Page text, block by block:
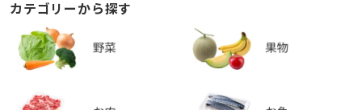
カテゴリーから探す